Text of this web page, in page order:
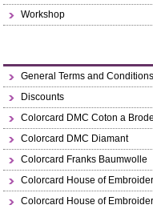
Workshop
General Terms and Conditions
Discounts
Colorcard DMC Coton a
Colorcard DMC Diamant
Colorcard Franks Baumwolle
Colorcard House of
Colorcard House of